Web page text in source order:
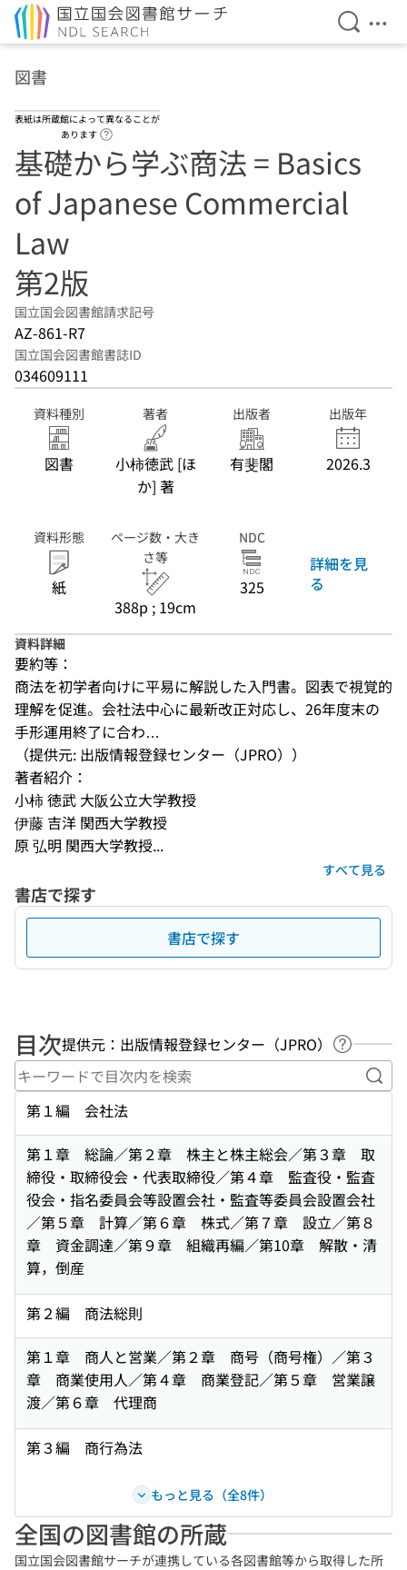
検索を
メ
図書
表紙は所蔵館によって異なることが
あります
基礎から学ぶ商法 = Basics
of Japanese Commercial
Law
第2版
国立国会図書館請求記号
AZ-861-R7
国立国会図書館書誌ID
034609111
資料種別
図書
著者
小柿徳武 [ほ
か] 著
出版者
有斐閣
出版年
2026.3
資料形態
紙
ページ数・大き
さ等
388p ; 19cm
NDC
325
詳細を見
る
資料詳細
要約等：
商法を初学者向けに平易に解説した入門書。図表で視覚的
理解を促進。会社法中心に最新改正対応し、26年度末の
手形運用終了に合わ…
（提供元: 出版情報登録センター（JPRO））
著者紹介：
小柿 徳武 大阪公立大学教授
伊藤 吉洋 関西大学教授
原 弘明 関西大学教授...
すべて見る
書店で探す
書店で探す
目次提供元：出版情報登録センター（JPRO）
ヘルプペ
キ
第１編 会社法
第１章 総論／第２章 株主と株主総会／第３章 取
締役・取締役会・代表取締役／第４章 監査役・監査
役会・指名委員会等設置会社・監査等委員会設置会社
／第５章 計算／第６章 株式／第７章 設立／第８
章 資金調達／第９章 組織再編／第10章 解散・清
算，倒産
第２編 商法総則
第１章 商人と営業／第２章 商号（商号権）／第３
章 商業使用人／第４章 商業登記／第５章 営業譲
渡／第６章 代理商
第３編 商行為法
もっと見る（全8件）
全国の図書館の所蔵
国立国会図書館サーチが連携している各図書館等から取得した所